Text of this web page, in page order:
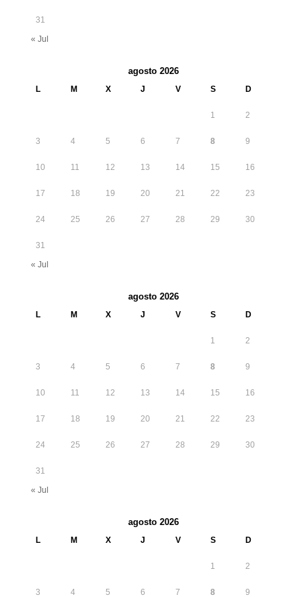
31
« Jul
agosto 2026
L M X J V S D
1 2
3 4 5 6 7 8 9
10 11 12 13 14 15 16
17 18 19 20 21 22 23
24 25 26 27 28 29 30
31
« Jul
agosto 2026
L M X J V S D
1 2
3 4 5 6 7 8 9
10 11 12 13 14 15 16
17 18 19 20 21 22 23
24 25 26 27 28 29 30
31
« Jul
agosto 2026
L M X J V S D
1 2
3 4 5 6 7 8 9